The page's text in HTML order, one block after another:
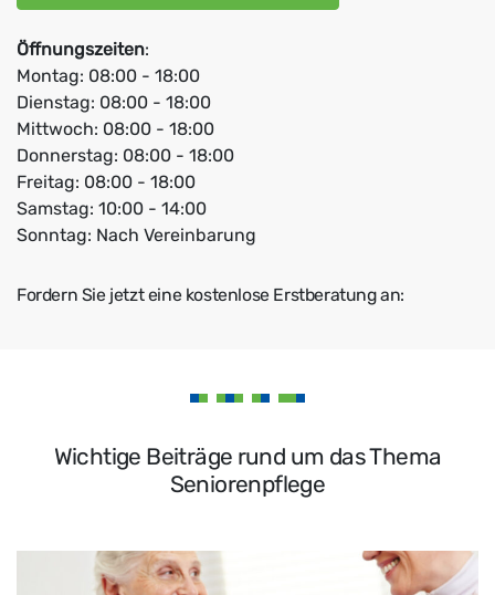
Öffnungszeiten:
Montag: 08:00 - 18:00
Dienstag: 08:00 - 18:00
Mittwoch: 08:00 - 18:00
Donnerstag: 08:00 - 18:00
Freitag: 08:00 - 18:00
Samstag: 10:00 - 14:00
Sonntag: Nach Vereinbarung
Fordern Sie jetzt eine kostenlose Erstberatung an:
Wichtige Beiträge rund um das Thema
Seniorenpflege